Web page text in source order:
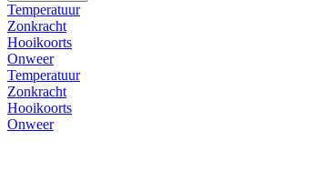
Temperatuur
Zonkracht
Hooikoorts
Onweer
Temperatuur
Zonkracht
Hooikoorts
Onweer